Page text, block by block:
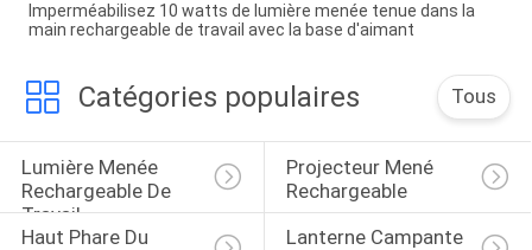
Imperméabilisez 10 watts de lumière menée tenue dans la
main rechargeable de travail avec la base d'aimant
Catégories populaires Tous
Lumière Menée
Rechargeable De
Travail
Projecteur Mené
Rechargeable
Haut Phare Du
Lanterne Campante